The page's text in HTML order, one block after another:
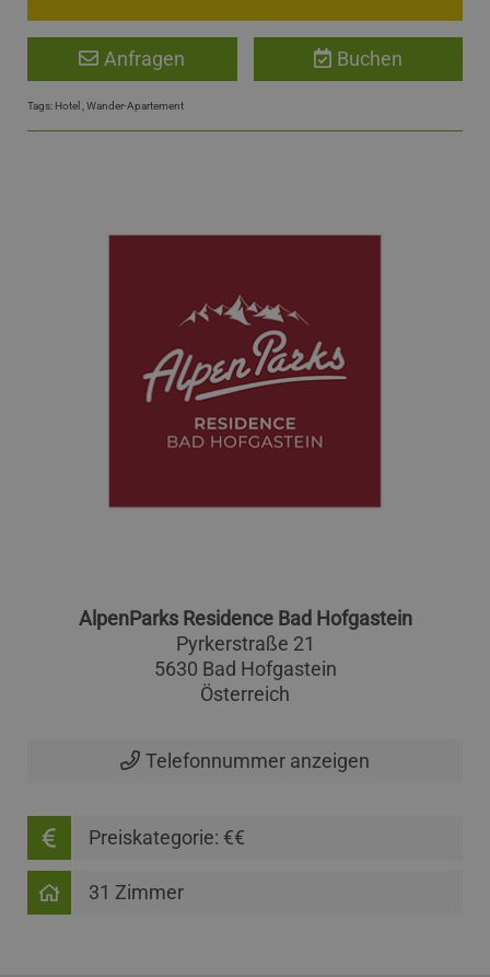
Anfragen Buchen
Tags: Hotel Wander-Apartement
AlpenParks Residence Bad Hofgastein
Pyrkerstraße 21
5630 Bad Hofgastein
Österreich
Telefonnummer anzeigen
Preiskategorie: €€
31 Zimmer